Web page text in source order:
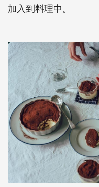
加入到料理中。